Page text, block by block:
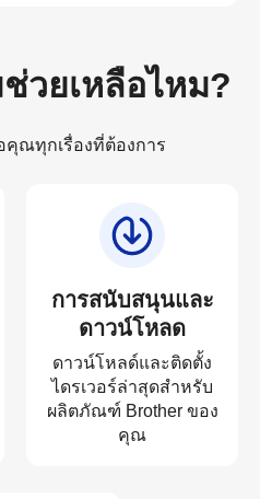
วยเหลือไหม?
คุณทุกเรื่องที่ต้องการ
การสนับสนุนและ
ดาวน์โหลด
ดาวน์โหลด์และติดตั้ง
ไดรเวอร์ล่าสุดสำหรับ
ผลิตภัณฑ์ Brother ของ
คุณ